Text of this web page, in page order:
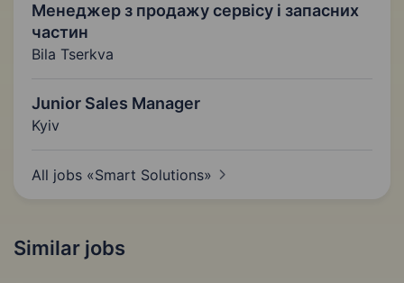
Менеджер з продажу сервісу і запасних
частин
Bila Tserkva
Junior Sales Manager
Kyiv
All jobs «Smart Solutions»
Similar jobs